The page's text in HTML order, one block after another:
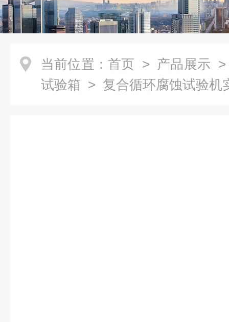
当前位置： 首页 > 产品展示
试验箱 > 复合循环腐蚀试验机